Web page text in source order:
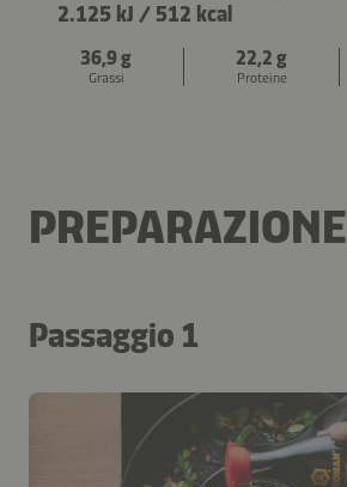
2.125 kJ / 512 kcal
36,9 g
Grassi
22,2 g
Proteine
PREPARAZIONE
Passaggio 1